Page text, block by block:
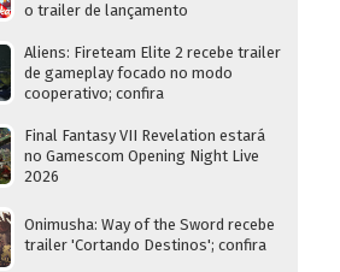
o trailer de lançamento
Aliens: Fireteam Elite 2 recebe trailer
de gameplay focado no modo
cooperativo; confira
Final Fantasy VII Revelation estará
no Gamescom Opening Night Live
2026
Onimusha: Way of the Sword recebe
trailer 'Cortando Destinos'; confira